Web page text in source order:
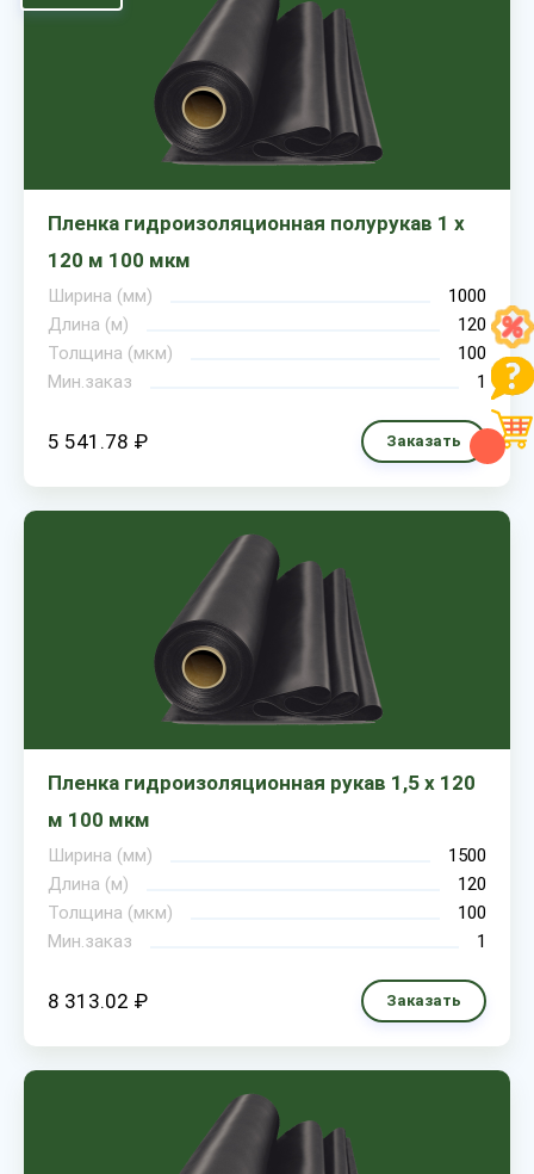
Пленка гидроизоляционная полурукав 1 х
120 м 100 мкм
Ширина (мм)
1000
Длина (м)
120
Толщина (мкм)
100
Мин.заказ
1
5 541.78 ₽ Заказать
Пленка гидроизоляционная рукав 1,5 х 120
м 100 мкм
Ширина (мм)
1500
Длина (м)
120
Толщина (мкм)
100
Мин.заказ
1
8 313.02 ₽ Заказать